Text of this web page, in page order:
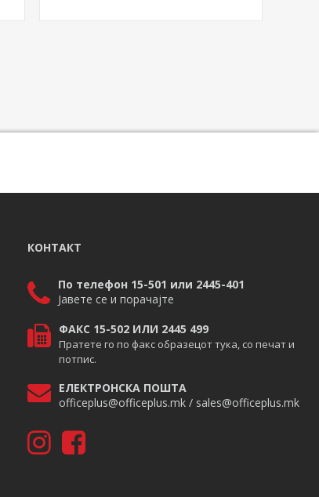
КОНТАКТ
По телефон 15-501 или 2445-401
Јавете се и порачајте
ФАКС 15-502 ИЛИ 2445 499
Пратете го по факс образецот тука, со печат и
потпис.
ЕЛЕКТРОНСКА ПОШТА
officeplus@officeplus.mk / sales@officeplus.mk